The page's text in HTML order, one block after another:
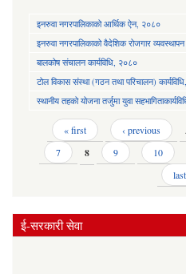
इनरुवा नगरपालिकाको आर्थिक ऐन, २०८०
इनरुवा नगरपालिकाको वैदेशिक रोजगार व्यवस्थापन
बालकोष संचालन कार्यविधि, २०८०
टोल विकास संस्था (गठन तथा परिचालन)
स्थानीय तहको योजना तर्जुमा युवा
Pages « first ‹ previous
7
8 9 10
ई-सरकारी सेवा